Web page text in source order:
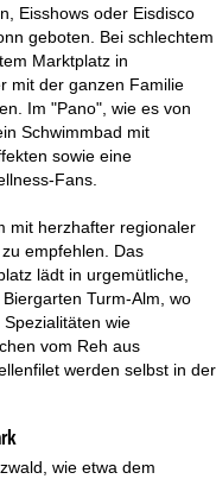
Eisshows oder Eisdisco
geboten. Bei schlechtem
Marktplatz in
mit der ganzen Familie
Im "Pano", wie es von
Schwimmbad mit
sowie eine
Fans.
mit herzhafter regionaler
empfehlen. Das
lädt in urgemütliche,
Turm-Alm, wo
wie
vom Reh aus
werden selbst in der
wie etwa dem